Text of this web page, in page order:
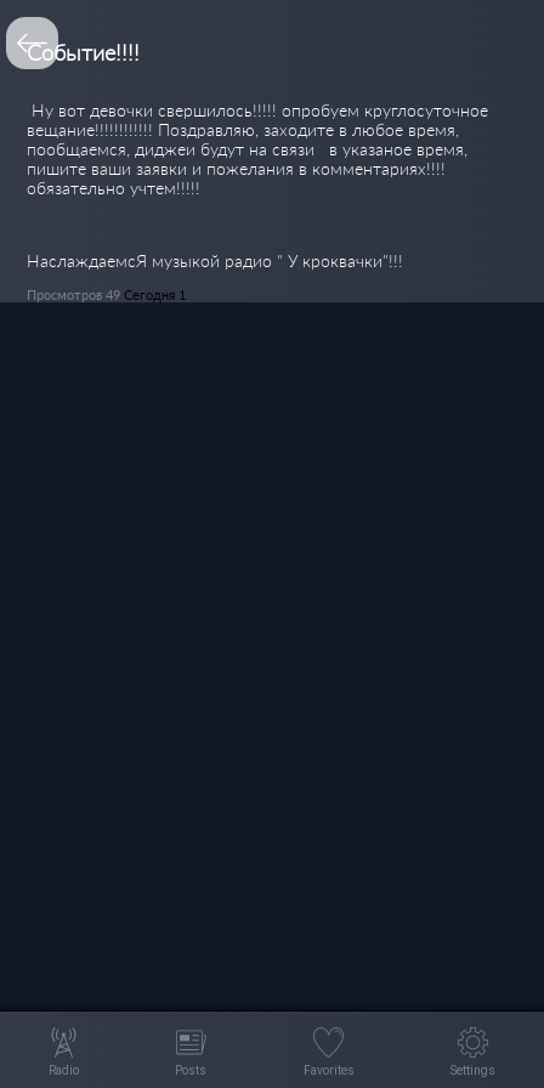
Событие!!!!
Ну вот девочки свершилось!!!!! опробуем круглосуточное
вещание!!!!!!!!!!!! Поздравляю, заходите в любое время,
пообщаемся, диджеи будут на связи в указаное время,
пишите ваши заявки и пожелания в комментариях!!!!
обязательно учтем!!!!!
НаслаждаемсЯ музыкой радио " У кроквачки"!!!
Просмотров 49 Сегодня 1
Radio Posts Favorites Settings